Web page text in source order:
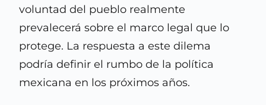
voluntad del pueblo realmente
prevalecerá sobre el marco legal que lo
protege. La respuesta a este dilema
podría definir el rumbo de la política
mexicana en los próximos años.